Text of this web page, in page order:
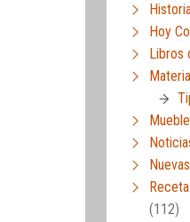
Hoy
Libros
(112)